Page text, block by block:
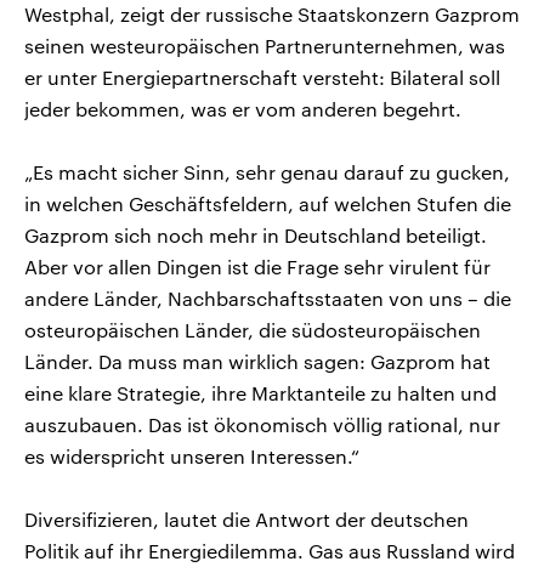
Westphal, zeigt der russische Staatskonzern Gazprom
seinen westeuropäischen Partnerunternehmen, was
er unter Energiepartnerschaft versteht: Bilateral soll
jeder bekommen, was er vom anderen begehrt.
„Es macht sicher Sinn, sehr genau darauf zu gucken,
in welchen Geschäftsfeldern, auf welchen Stufen die
Gazprom sich noch mehr in Deutschland beteiligt.
Aber vor allen Dingen ist die Frage sehr virulent für
andere Länder, Nachbarschaftsstaaten von uns – die
osteuropäischen Länder, die südosteuropäischen
Länder. Da muss man wirklich sagen: Gazprom hat
eine klare Strategie, ihre Marktanteile zu halten und
auszubauen. Das ist ökonomisch völlig rational, nur
es widerspricht unseren Interessen.“
Diversifizieren, lautet die Antwort der deutschen
Politik auf ihr Energiedilemma. Gas aus Russland wird